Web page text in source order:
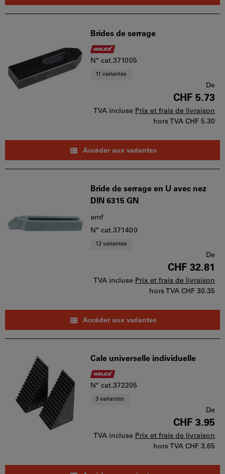
Brides de serrage
N° cat.371005
11 variantes
De
CHF 5.73
TVA incluse Prix et frais de livraison
hors TVA CHF 5.30
Accéder aux variantes
Bride de serrage en U avec nez
DIN 6315 GN
amf
N° cat.371400
12 variantes
De
CHF 32.81
TVA incluse Prix et frais de livraison
hors TVA CHF 30.35
Accéder aux variantes
Cale universelle individuelle
N° cat.372205
3 variantes
De
CHF 3.95
TVA incluse Prix et frais de livraison
hors TVA CHF 3.65